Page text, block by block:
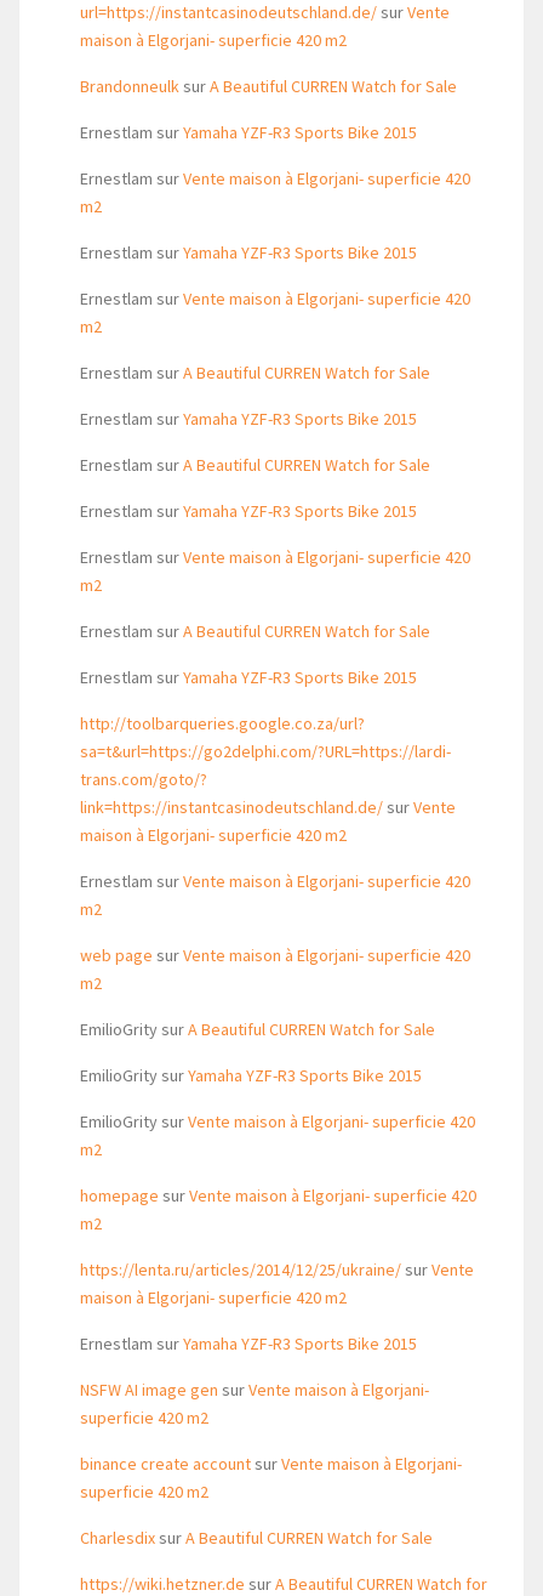
url=https://instantcasinodeutschland.de/surVente
maison à Elgorjani- superficie 420 m2
BrandonneulksurA Beautiful CURREN Watch for Sale
Ernestlam surYamaha YZF-R3 Sports Bike 2015
Ernestlam surVente maison à Elgorjani- superficie 420
m2
Ernestlam surYamaha YZF-R3 Sports Bike 2015
Ernestlam surVente maison à Elgorjani- superficie 420
m2
Ernestlam surA Beautiful CURREN Watch for Sale
Ernestlam surYamaha YZF-R3 Sports Bike 2015
Ernestlam surA Beautiful CURREN Watch for Sale
Ernestlam surYamaha YZF-R3 Sports Bike 2015
Ernestlam surVente maison à Elgorjani- superficie 420
m2
Ernestlam surA Beautiful CURREN Watch for Sale
Ernestlam surYamaha YZF-R3 Sports Bike 2015
http://toolbarqueries.google.co.za/url?
sa=t&url=https://go2delphi.com/?URL=https://lardi-
trans.com/goto/?
link=https://instantcasinodeutschland.de/surVente
maison à Elgorjani- superficie 420 m2
Ernestlam surVente maison à Elgorjani- superficie 420
m2
web page surVente maison à Elgorjani- superficie 420
m2
EmilioGritysurA Beautiful CURREN Watch for Sale
EmilioGritysurYamaha YZF-R3 Sports Bike 2015
EmilioGritysurVente maison à Elgorjani- superficie 420
m2
homepage surVente maison à Elgorjani- superficie 420
m2
https://lenta.ru/articles/2014/12/25/ukraine/surVente
maison à Elgorjani- superficie 420 m2
Ernestlam surYamaha YZF-R3 Sports Bike 2015
NSFW AI image gen surVente maison à Elgorjani-
superficie 420 m2
binance create accountsurVente maison à Elgorjani-
superficie 420 m2
CharlesdixsurA Beautiful CURREN Watch for Sale
https://wiki.hetzner.de surA Beautiful CURREN Watch for